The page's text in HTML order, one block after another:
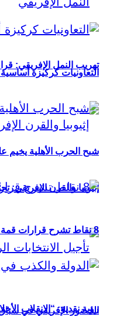
تهريب النمل الإفريقي:
إثيوبيا والقرن الإفريقي:
الحضور الإفريقي في سباق
التعاونيات كركيزة أساسية
شبح الحرب الأهلية يخيم
8 نقاط تشرح قرارات قمة كمبالا بشأن “بعثة أوصوم” في الصومال؟
رؤية نقدية: “الانقلاب